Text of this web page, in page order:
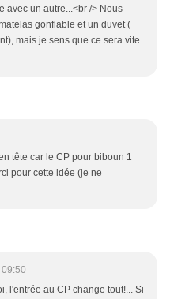
avec un autre...<br /> Nous
gonflable et un duvet (
mais je sens que ce sera vite
tête car le CP pour biboun 1
pour cette idée (je ne
l'entrée au CP change tout!... Si